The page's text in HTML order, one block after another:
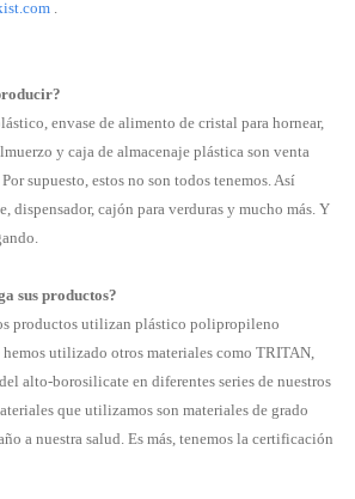
.
envase de alimento de cristal para hornear,
y caja de almacenaje plástica son venta
supuesto, estos no son todos tenemos. Así
dispensador, cajón para verduras y mucho más. Y
sus productos?
productos utilizan plástico polipropileno
utilizado otros materiales como TRITAN,
alto-borosilicate en diferentes series de nuestros
que utilizamos son materiales de grado
a nuestra salud. Es más, tenemos la certificación